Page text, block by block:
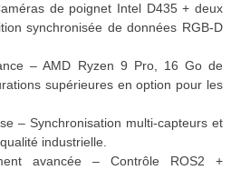
de poignet Intel D435 + deux
synchronisée de données RGB-D
– AMD Ryzen 9 Pro, 16 Go de
supérieures en option pour les
– Synchronisation multi-capteurs et
industrielle.
avancée – Contrôle ROS2 +